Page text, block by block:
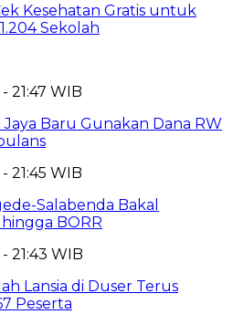
Kesehatan Gratis untuk
Sekolah
21:47 WIB
Baru Gunakan Dana RW
21:45 WIB
Salabenda Bakal
BORR
21:43 WIB
Lansia di Duser Terus
Peserta